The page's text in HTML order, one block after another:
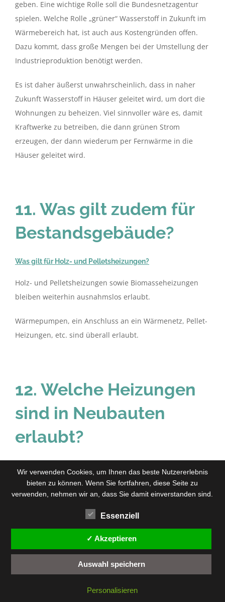
geben. Eine wichtige Rolle soll die Bundesnetzagentur
spielen. Welche Rolle „grüner“ Wasserstoff in Zukunft im
Wärmebereich hat, ist auch aus Kostengründen offen.
Dazu kommt, dass große Mengen bei der Umstellung der
Industrieproduktion benötigt werden.
Es ist daher äußerst unwahrscheinlich, dass in naher
Zukunft Wasserstoff in Häuser geleitet wird, um dort die
Wohnungen zu beheizen. Viel sinnvoller wäre es, damit
Kraftwerke zu betreiben, die dann grünen Strom
erzeugen, der dann wiederum per Fernwärme in die
Häuser geleitet wird.
11. Was gilt zudem für
Bestandsgebäude?
Was gilt für Holz- und Pelletsheizungen?
Holz- und Pelletsheizungen sowie Biomasseheizungen
bleiben weiterhin ausnahmslos erlaubt.
Wärmepumpen, ein Anschluss an ein Wärmenetz, Pellet-
Heizungen, etc. sind überall erlaubt.
12. Welche Heizungen
sind in Neubauten
erlaubt?
In Neubaugebieten müssen neu eingebaute Heizungen
bereits ab Januar 2024 zu mind. 65 % mit regenerativer
Energie betrieben werden (bspw. mit Wärmepumpe,
Fernwärme, Stromdirektheizung, Holz- / Pelletsheizung,
grüner Wasserstoff, Wind). Neubaugebiete hängen somit
nicht von der kommunalen Wärmeplanung ab.
also nur noch erlaubt
Wir verwenden Cookies, um Ihnen das beste Nutzererlebnis
bieten zu können. Wenn Sie fortfahren, diese Seite zu
verwenden, nehmen wir an, dass Sie damit einverstanden sind.
Essenziell
✓ Akzeptieren
Auswahl speichern
Personalisieren